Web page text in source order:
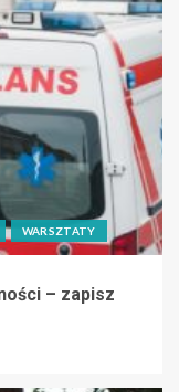
WARSZTATY
– zapisz